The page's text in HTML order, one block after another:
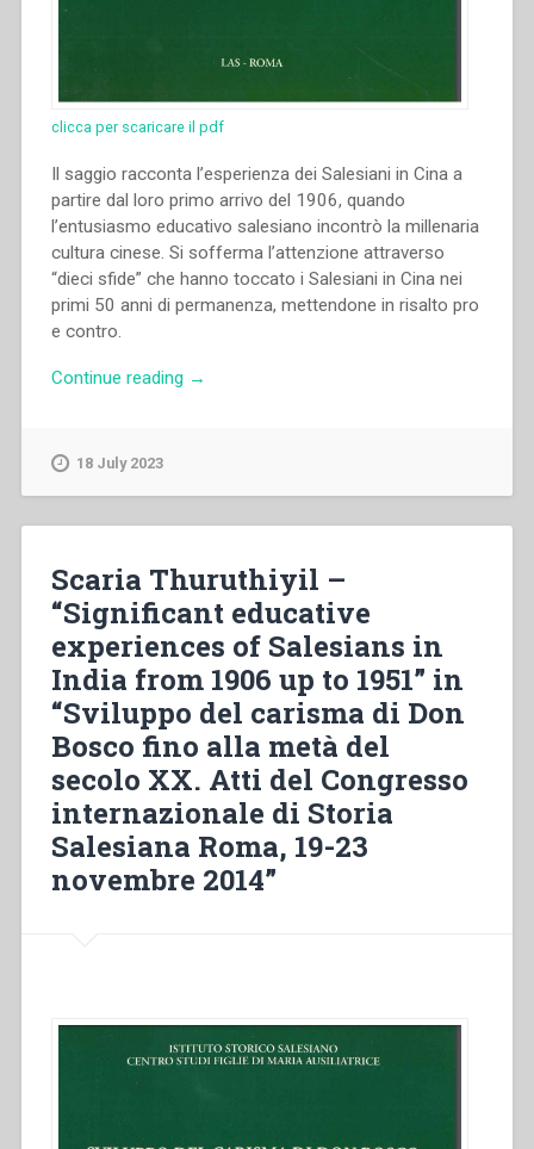
clicca per scaricare il pdf
Il saggio racconta l’esperienza dei Salesiani in Cina a
partire dal loro primo arrivo del 1906, quando
l’entusiasmo educativo salesiano incontrò la millenaria
cultura cinese. Si sofferma l’attenzione attraverso
“dieci sfide” che hanno toccato i Salesiani in Cina nei
primi 50 anni di permanenza, mettendone in risalto pro
e contro.
Continue reading “Michele
Cina
prima
del
1950.
Dieci
spunti
di
riflessione”
in
“Sviluppo
del
carisma
metà
del
→
18 July 2023
Scaria Thuruthiyil –
“Significant educative
experiences of Salesians in
India from 1906 up to 1951” in
“Sviluppo del carisma di Don
Bosco fino alla metà del
secolo XX. Atti del Congresso
internazionale di Storia
Salesiana Roma, 19-23
novembre 2014”